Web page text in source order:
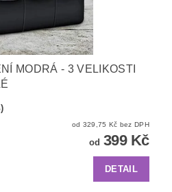
MODRÁ - 3 VELIKOSTI
od 329,75 Kč bez DPH
od 399 Kč
DETAIL